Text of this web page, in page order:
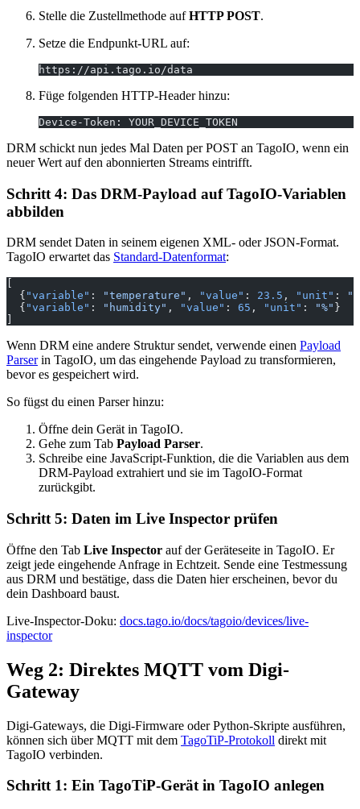
Stelle die Zustellmethode aufHTTP POST.
Setze die Endpunkt-URL auf:
https://api.tago.io/data
Füge folgenden HTTP-Header hinzu:
Device-Token: YOUR_DEVICE_TOKEN
DRM schickt nun jedes Mal Daten per POST an TagoIO, wenn ein
neuer Wert auf den abonnierten Streams eintrifft.
Schritt 4: Das DRM-Payload auf TagoIO-Variablen
abbilden
DRM sendet Daten in seinem eigenen XML- oder JSON-Format.
TagoIO erwartet das Standard-Datenformat:
  {
"variable" : "temperature" , "value" : 23.5 , "unit" :
  {
"variable" : "humidity" , "value" : 65 , "unit" : "%" }
Wenn DRM eine andere Struktur sendet, verwende einen Payload
Parserin TagoIO, um das eingehende Payload zu transformieren,
bevor es gespeichert wird.
So fügst du einen Parser hinzu:
Öffne dein Gerät in TagoIO.
Gehe zum Tab Payload Parser.
Schreibe eine JavaScript-Funktion, die die Variablen aus dem
DRM-Payload extrahiert und sie im TagoIO-Format
zurückgibt.
Schritt 5: Daten im Live Inspector prüfen
Öffne den Tab Live Inspector auf der Geräteseite in TagoIO. Er
zeigt jede eingehende Anfrage in Echtzeit. Sende eine Testmessung
aus DRM und bestätige, dass die Daten hier erscheinen, bevor du
dein Dashboard baust.
Live-Inspector-Doku: docs.tago.io/docs/tagoio/devices/live-
inspector
Weg 2: Direktes MQTT vom Digi-
Gateway
Digi-Gateways, die Digi-Firmware oder Python-Skripte ausführen,
können sich über MQTT mit dem TagoTiP-Protokoll direkt mit
TagoIO verbinden.
Schritt 1: Ein TagoTiP-Gerät in TagoIO anlegen